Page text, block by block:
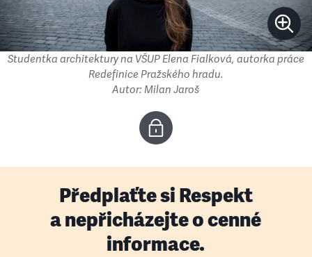
Studentka architektury na VŠUP Elena Fialková, autorka práce
Redefinice Pražského hradu.
Autor: Milan Jaroš
Předplaťte si Respekt
a nepřicházejte o cenné
informace.